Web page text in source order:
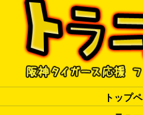
トップ